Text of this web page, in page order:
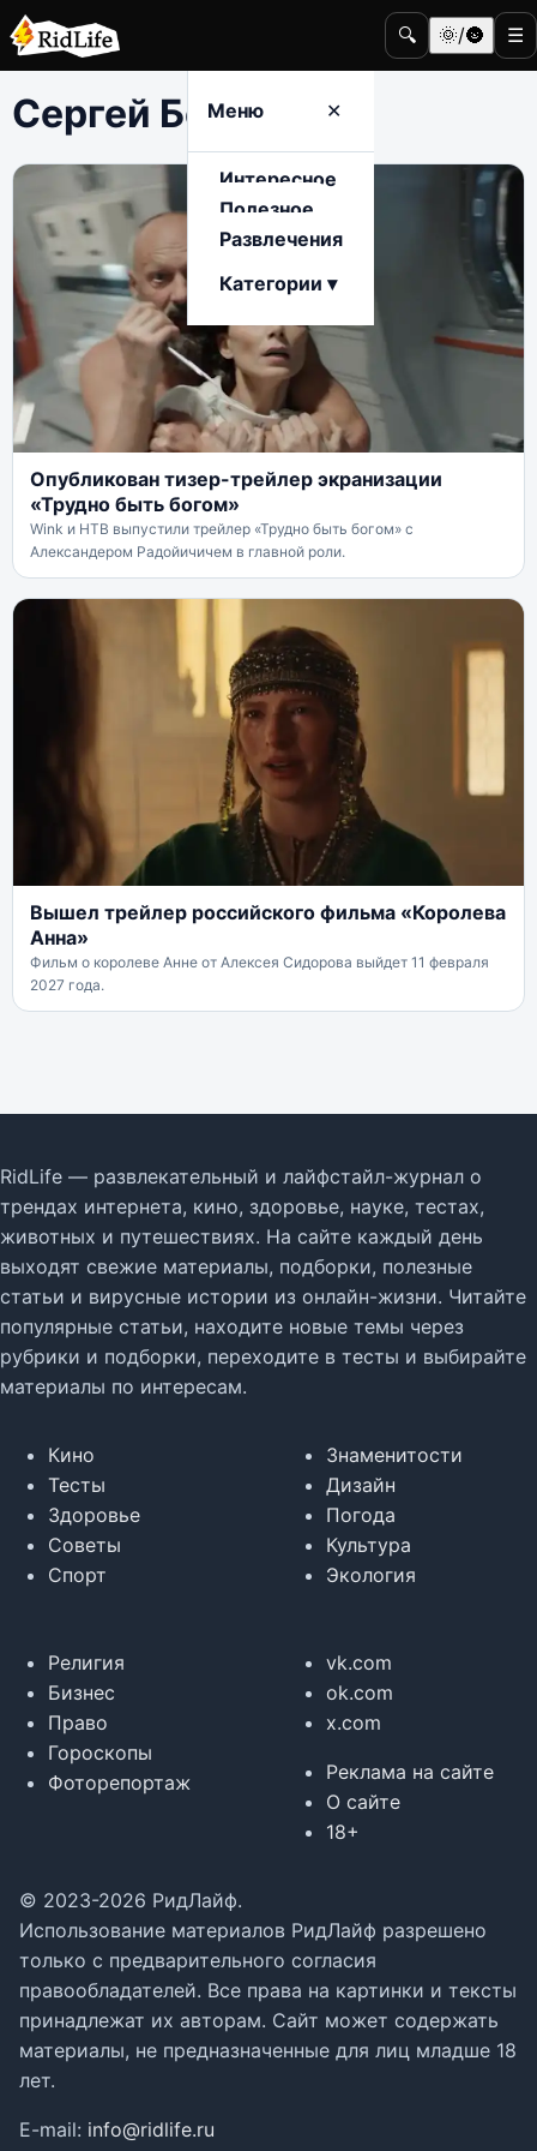
🔍 🌞/🌚 ☰
Меню ✕
Интересное
Полезное
Развлечения
Категории ▾
Сергей Безруков
Опубликован тизер-трейлер экранизации
«Трудно быть богом»
Wink и НТВ выпустили трейлер «Трудно быть богом» с
Александером Радойичичем в главной роли.
Вышел трейлер российского фильма «Королева
Анна»
Фильм о королеве Анне от Алексея Сидорова выйдет 11 февраля
2027 года.
RidLife — развлекательный и лайфстайл-журнал о
трендах интернета, кино, здоровье, науке, тестах,
животных и путешествиях. На сайте каждый день
выходят свежие материалы, подборки, полезные
статьи и вирусные истории из онлайн-жизни. Читайте
популярные статьи, находите новые темы через
рубрики и подборки, переходите в тесты и выбирайте
материалы по интересам.
Кино
Тесты
Здоровье
Советы
Спорт
Знаменитости
Дизайн
Погода
Культура
Экология
Религия
Бизнес
Право
Гороскопы
Фоторепортаж
vk.com
ok.com
x.com
Реклама на сайте
О сайте
18+
© 2023-2026 РидЛайф.
Использование материалов РидЛайф разрешено
только с предварительного согласия
правообладателей. Все права на картинки и тексты
принадлежат их авторам. Сайт может содержать
материалы, не предназначенные для лиц младше 18
лет.
E-mail: info@ridlife.ru